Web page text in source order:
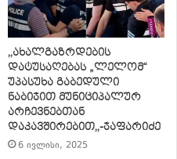
,,ახალგაზრდების
დატუსაღებას „ლელომ“
უპასუხა გაბედული
ნაბიჯით მუნიციპალურ
არჩევნებთან
დაკავშირებით,,-ჯაფარიძე
6 ივლისი, 2025